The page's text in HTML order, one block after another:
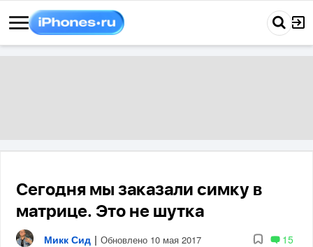
Сегодня мы заказали симку в
матрице. Это не шутка
Микк Сид | Обновлено 10 мая 2017 15